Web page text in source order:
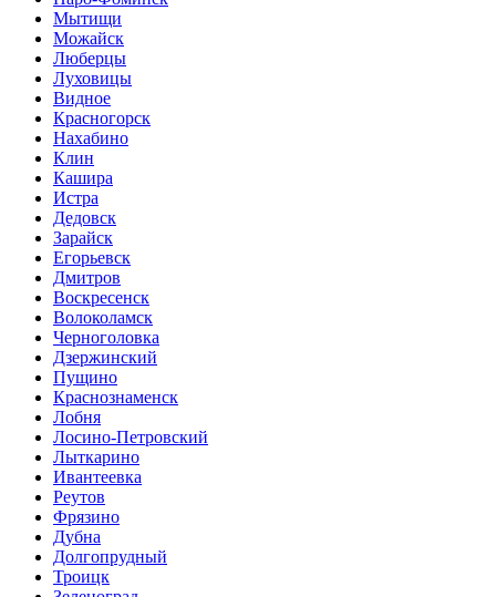
Мытищи
Можайск
Люберцы
Луховицы
Видное
Красногорск
Нахабино
Клин
Кашира
Истра
Дедовск
Зарайск
Егорьевск
Дмитров
Воскресенск
Волоколамск
Черноголовка
Дзержинский
Пущино
Краснознаменск
Лобня
Лосино-Петровский
Лыткарино
Ивантеевка
Реутов
Фрязино
Дубна
Долгопрудный
Троицк